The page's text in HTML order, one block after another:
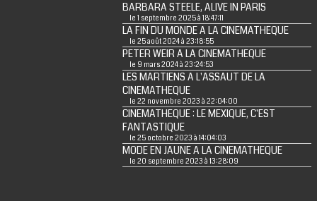
BARBARA STEELE, ALIVE IN PARIS
le 1 septembre 2025 à 18:47:11
LA FIN DU MONDE A LA CINEMATHEQUE
le 25 août 2024 à 23:18:55
PETER WEIR A LA CINEMATHEQUE
le 9 mars 2024 à 23:24:53
LES MARTIENS A L'ASSAUT DE LA
CINEMATHEQUE
le 22 novembre 2023 à 22:04:00
CINEMATHEQUE : LE MEXIQUE, C'EST
FANTASTIQUE
le 25 octobre 2023 à 14:04:03
MODE EN JAUNE A LA CINEMATHEQUE
le 20 septembre 2023 à 13:28:09